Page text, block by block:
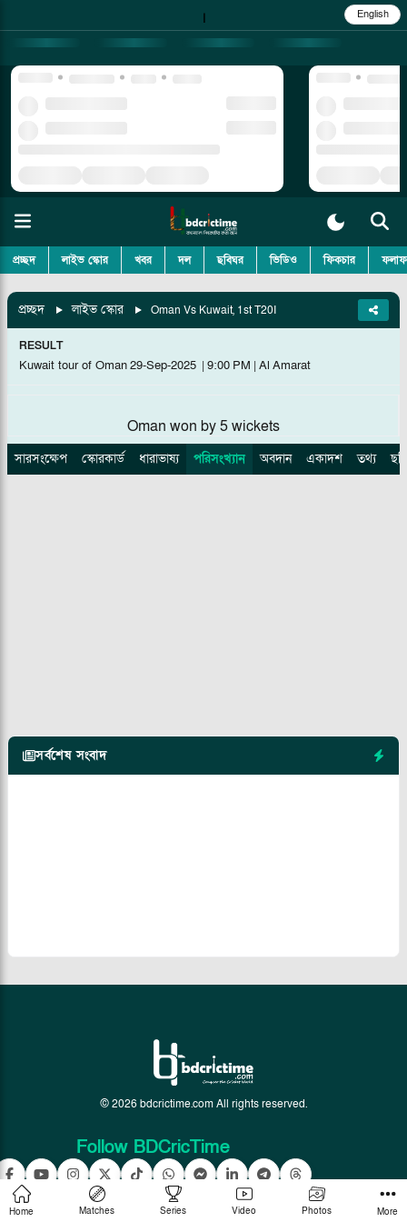
| English
প্রচ্ছদ লাইভ স্কোর খবর দল ছবিঘর ভিডিও ফিকচার
প্রচ্ছদ লাইভ স্কোর Oman Vs Kuwait, 1st T20I
RESULT
Kuwait tour of Oman29-Sep-2025 | 9:00 PM | Al Amarat
Oman won by 5 wickets
সারসংক্ষেপ স্কোরকার্ড ধারাভাষ্য পরিসংখ্যান অবদান একাদশ তথ্য
সর্বশেষ সংবাদ
© 2026 bdcrictime.com All rights reserved.
Follow BDCricTime
Home Matches Series Video Photos More